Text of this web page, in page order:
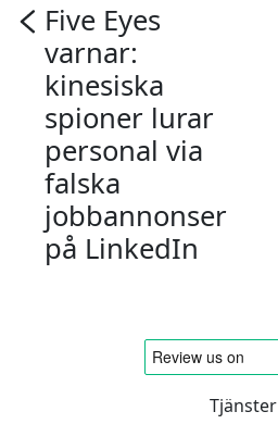
Five Eyes
varnar:
kinesiska
spioner lurar
personal via
falska
jobbannonser
på LinkedIn
Tjänster